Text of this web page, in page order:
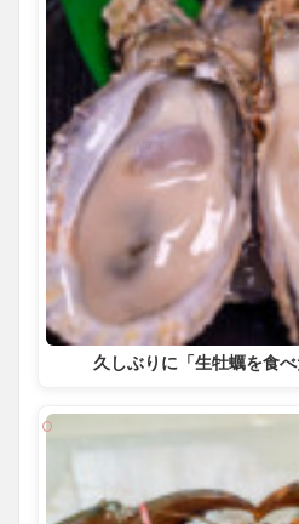
久しぶりに「生牡蠣を食